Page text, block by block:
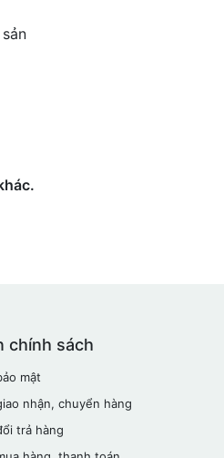
chính sách
mật
nhận, chuyển hàng
trả hàng